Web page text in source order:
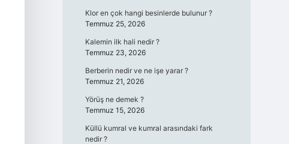
Klor en çok hangi besinlerde bulunur ?
Temmuz 25, 2026
Kalemin ilk hali nedir ?
Temmuz 23, 2026
Berberin nedir ve ne işe yarar ?
Temmuz 21, 2026
Yörüş ne demek ?
Temmuz 15, 2026
Küllü kumral ve kumral arasındaki fark
nedir ?